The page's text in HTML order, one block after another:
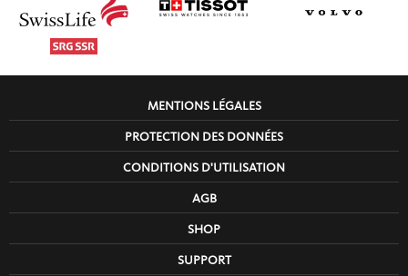
MENTIONS LÉGALES
PROTECTION DES DONNÉES
CONDITIONS D'UTILISATION
AGB
SHOP
SUPPORT